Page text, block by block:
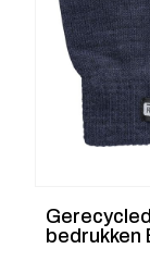
bedrukken